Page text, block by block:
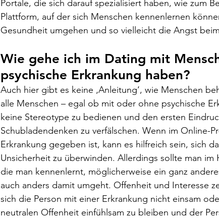
Portale, die sich darauf spezialisiert haben, wie zum
Plattform, auf der sich Menschen kennenlernen
Gesundheit umgehen und so vielleicht die Angst
Wie gehe ich im Dating mit
psychische Erkrankung haben?
Auch hier gibt es keine ‚Anleitung‘, wie Menschen
alle Menschen – egal ob mit oder ohne psychische
keine Stereotype zu bedienen und den ersten
Schubladendenken zu verfälschen. Wenn im Online-
Erkrankung gegeben ist, kann es hilfreich sein, sich
Unsicherheit zu überwinden. Allerdings sollte man
die man kennenlernt, möglicherweise ein ganz
auch anders damit umgeht. Offenheit und Interesse
sich die Person mit einer Erkrankung nicht einsam
neutralen Offenheit einfühlsam zu bleiben und der